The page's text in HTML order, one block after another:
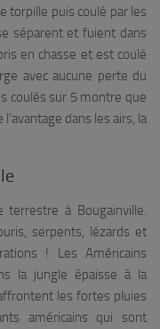
torpille puis coulé par les
séparent et fuient dans
en chasse et est coulé
avec aucune perte du
coulés sur 5 montre que
dans les airs, la
à Bougainville.
serpents, lézards et
! Les Américains
la jungle épaisse à la
les fortes pluies
américains qui sont